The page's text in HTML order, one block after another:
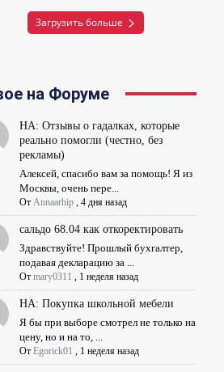
Загрузить больше
на Форуме
НА: Отзывы о гадалках, которые
реально помогли (честно, без
рекламы)
Алексей, спасибо вам за помощь! Я из
Москвы, очень пере...
От Annaarhip, 4 дня назад
сальдо 68.04 как откоректировать
Здравствуйте! Прошлый бухгалтер,
подавая декларацию за ...
От mary0311 , 1 неделя назад
НА: Покупка школьной мебели
Я бы при выборе смотрел не только на
цену, но и на то, ...
От Egorick01 , 1 неделя назад